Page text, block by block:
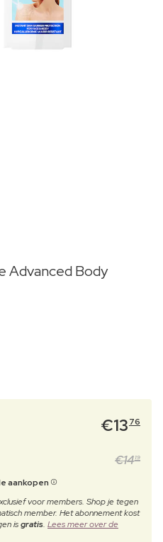
Advanced Body
€13 76
€14 19
aankopen
voor members. Shop je tegen
member. Het abonnement kost
isgratis. Lees meer over de